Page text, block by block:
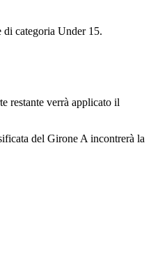
categoria Under 15.
restante verrà applicato il
del Girone A incontrerà la